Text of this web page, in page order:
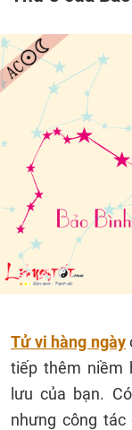
Tử vi hàng ngày
tiếp thêm niềm
lưu của bạn.
nhưng công